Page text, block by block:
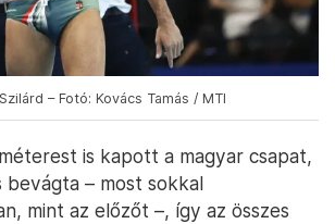
– Fotó: Kovács Tamás / MTI
is kapott a magyar csapat,
bevágta – most sokkal
mint az előzőt –, így az összes